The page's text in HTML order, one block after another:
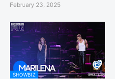
February 23, 2025
SHOWBIZ